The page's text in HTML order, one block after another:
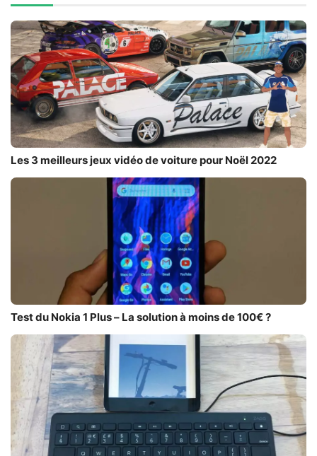
Les 3 meilleurs jeux vidéo de voiture pour Noël 2022
Test du Nokia 1 Plus – La solution à moins de 100€ ?